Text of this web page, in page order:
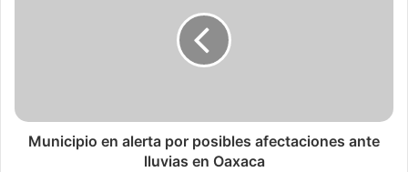
Municipio en alerta por posibles afectaciones ante
lluvias en Oaxaca